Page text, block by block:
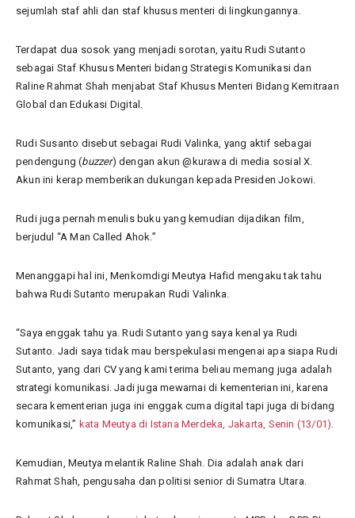
sejumlah staf ahli dan staf khusus menteri di lingkungannya.
Terdapat dua sosok yang menjadi sorotan, yaitu Rudi Sutanto
sebagai Staf Khusus Menteri bidang Strategis Komunikasi dan
Raline Rahmat Shah menjabat Staf Khusus Menteri Bidang Kemitraan
Global dan Edukasi Digital.
Rudi Susanto disebut sebagai Rudi Valinka, yang aktif sebagai
pendengung (buzzer) dengan akun @kurawa di media sosial X.
Akun ini kerap memberikan dukungan kepada Presiden Jokowi.
Rudi juga pernah menulis buku yang kemudian dijadikan film,
berjudul “A Man Called Ahok.”
Menanggapi hal ini, Menkomdigi Meutya Hafid mengaku tak tahu
bahwa Rudi Sutanto merupakan Rudi Valinka.
“Saya enggak tahu ya. Rudi Sutanto yang saya kenal ya Rudi
Sutanto. Jadi saya tidak mau berspekulasi mengenai apa siapa Rudi
Sutanto, yang dari CV yang kami terima beliau memang juga adalah
strategi komunikasi. Jadi juga mewarnai di kementerian ini, karena
secara kementerian juga ini enggak cuma digital tapi juga di bidang
komunikasi,” kata Meutya di Istana Merdeka, Jakarta, Senin (13/01).
Kemudian, Meutya melantik Raline Shah. Dia adalah anak dari
Rahmat Shah, pengusaha dan politisi senior di Sumatra Utara.